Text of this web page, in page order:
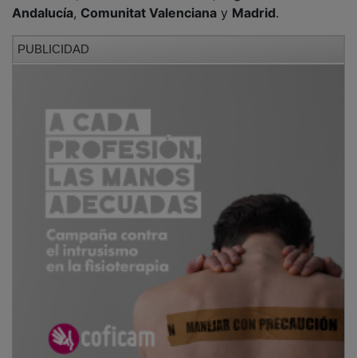
Andalucía, Comunitat Valenciana y Madrid.
PUBLICIDAD